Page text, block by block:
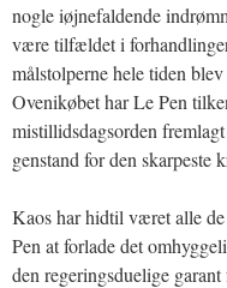
nogle iøjnefaldende
være tilfældet i
målstolperne hele tiden
Ovenikøbet har Le Pen
mistillidsdagsorden
genstand for den skarpeste
Kaos har hidtil været alle
Pen at forlade det
den regeringsduelige